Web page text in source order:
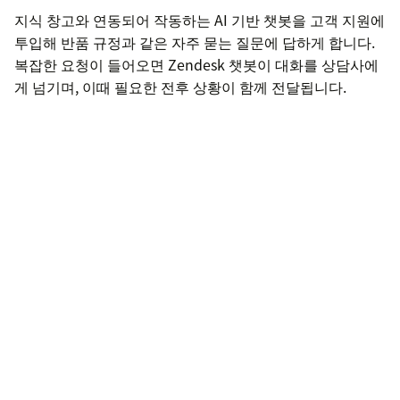
지식 창고와 연동되어 작동하는 AI 기반 챗봇을 고객 지원에
투입해 반품 규정과 같은 자주 묻는 질문에 답하게 합니다.
복잡한 요청이 들어오면 Zendesk 챗봇이 대화를 상담사에
게 넘기며, 이때 필요한 전후 상황이 함께 전달됩니다.